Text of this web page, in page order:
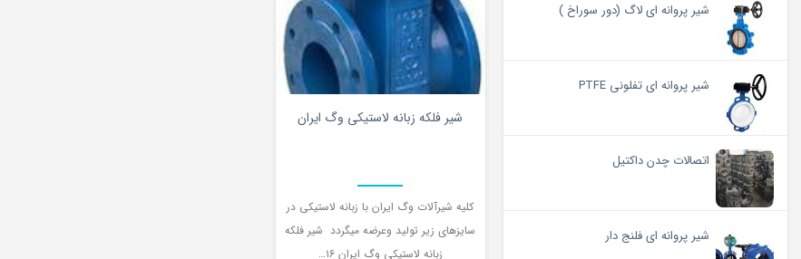
شیر پروانه ای لاگ (دور سوراخ )
شیر پروانه ای تفلونی PTFE
اتصالات چدن داکتیل
شیر پروانه ای فلنج دار
شیر فلکه زبانه لاستیکی وگ ایران
کلیه شیرآلات وگ ایران با زبانه لاستیکی در
سایزهای زیر تولید وعرضه میگردد شیر فلکه
زبانه لاستیکی وگ ایران ۱۶…